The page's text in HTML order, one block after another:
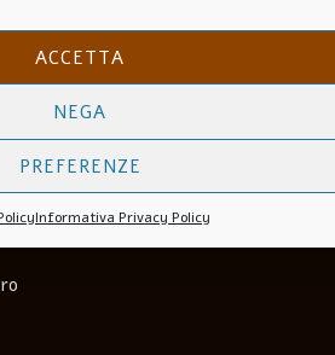
ACCETTA
NEGA
PREFERENZE
Informativa Privacy Policy